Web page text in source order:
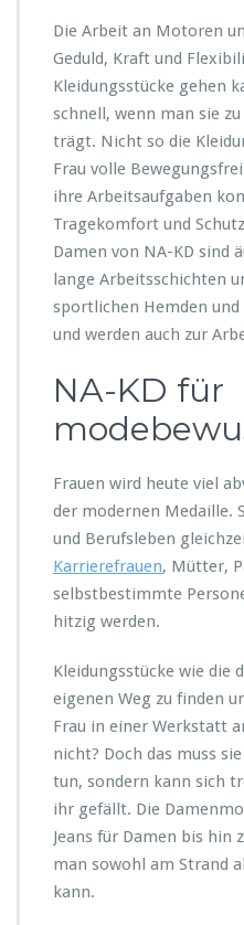
Die Arbeit an Motoren
Geduld, Kraft und
Kleidungsstücke gehen
schnell, wenn man sie
trägt. Nicht so die
Frau volle
ihre Arbeitsaufgaben
Tragekomfort und
Damen von NA-KD sind
lange Arbeitsschichten
sportlichen Hemden und
und werden auch zur
NA-KD für
Frauen wird heute viel
der modernen Medaille.
und Berufsleben
Karrierefrauen, Mütter,
selbstbestimmte
hitzig werden.
Kleidungsstücke wie die
eigenen Weg zu finden
Frau in einer Werkstatt
nicht? Doch das muss
tun, sondern kann sich
ihr gefällt. Die
Jeans für Damen bis hin
man sowohl am Strand
kann.